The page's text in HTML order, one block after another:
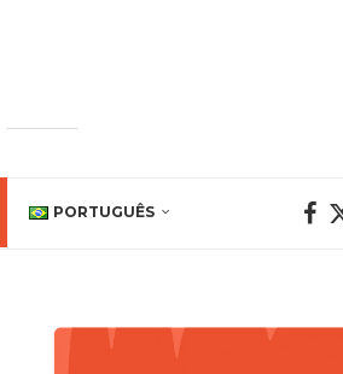
PORTUGUÊS